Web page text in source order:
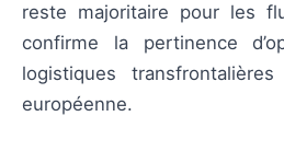
reste majoritaire pour les
confirme la pertinence
logistiques
européenne.